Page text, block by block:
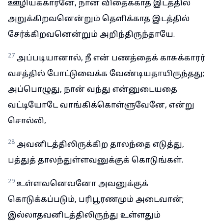
ஊழியக்காரனே, நான் விதைக்காத இடத்தில்
அறுக்கிறவனென்றும் தெளிக்காத இடத்தில்
சேர்க்கிறவனென்றும் அறிந்திருந்தாயே.
27 அப்படியானால், நீ என் பணத்தைக் காசுக்காரர்
வசத்தில் போட்டுவைக்க வேண்டியதாயிருந்தது;
அப்பொழுது, நான் வந்து என்னுடையதை
வட்டியோடே வாங்கிக்கொள்ளுவேனே, என்று
சொல்லி,
28 அவனிடத்திலிருக்கிற தாலந்தை எடுத்து,
பத்துத் தாலந்துள்ளவனுக்குக் கொடுங்கள்.
29 உள்ளவனெவனோ அவனுக்குக்
கொடுக்கப்படும், பரிபூரணமும் அடைவான்;
இல்லாதவனிடத்திலிருந்து உள்ளதும்